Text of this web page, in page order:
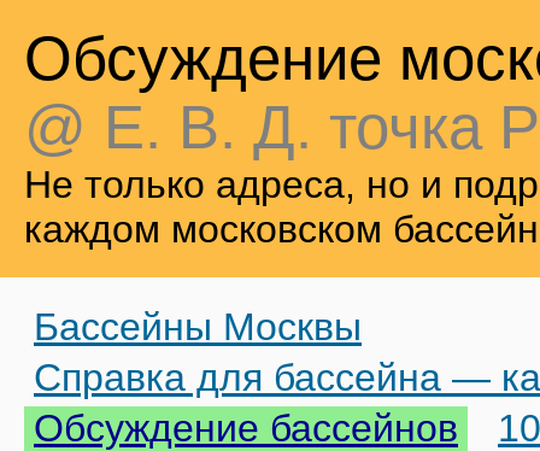
Обсуждение
@ Е. В. Д. точка
Не только адреса, но и
каждом московском
Бассейны Москвы
Справка для бассейна —
Обсуждение бассейнов